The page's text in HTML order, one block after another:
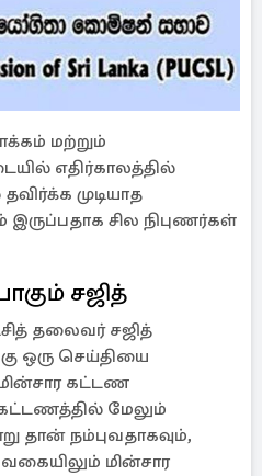
மற்றும்
எதிர்காலத்தில்
முடியாத
இருப்பதாக சில நிபுணர்கள்
சஜித்
தலைவர் சஜித்
ஒரு செய்தியை
மின்சார கட்டண
கட்டணத்தில் மேலும்
தான் நம்புவதாகவும்,
மின்சார